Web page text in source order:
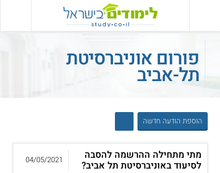
פורום אוניברסיטת
תל-אביב
הוספת הודעה חדשה
מתי מתחילה ההרשמה להסבה
לסיעוד באוניברסיטת תל אביב?
04/05/2021